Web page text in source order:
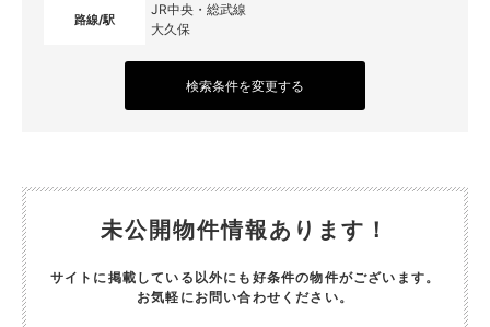
路線/駅
JR中央・総武線
大久保
検索条件を変更する
未公開物件情報あります！
サイトに掲載している以外にも好条件の物件がございます。
お気軽にお問い合わせください。